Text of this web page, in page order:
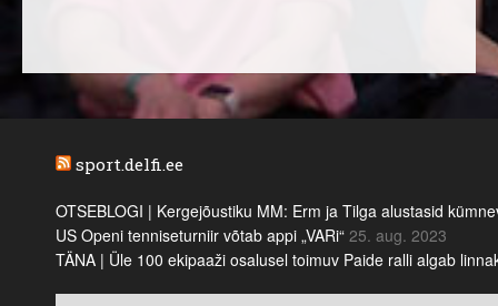
sport.delfi.ee
OTSEBLOGI | Kergejõustiku MM: Erm ja Tilga alustasid
US Openi tenniseturniir võtab appi „VARi“ 25. aug. 2023
TÄNA | Üle 100 ekipaaži osalusel toimuv Paide ralli algab